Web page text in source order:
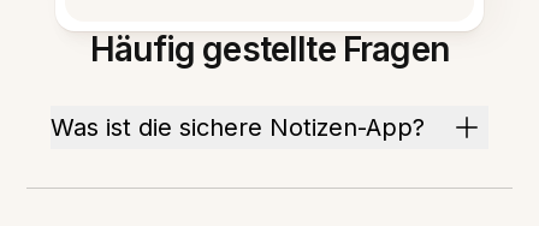
Häufig gestellte Fragen
Was ist die sichere Notizen-App?